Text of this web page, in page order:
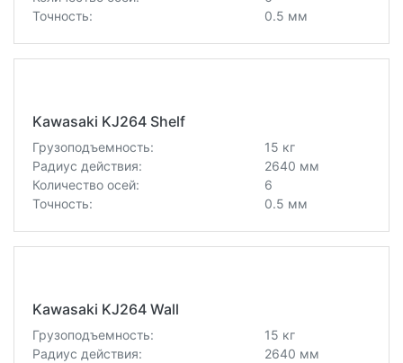
Точность:
0.5 мм
Kawasaki KJ264 Shelf
Грузоподъемность:
15 кг
Радиус действия:
2640 мм
Количество осей:
6
Точность:
0.5 мм
Kawasaki KJ264 Wall
Грузоподъемность:
15 кг
Радиус действия:
2640 мм